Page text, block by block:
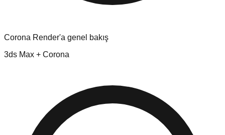
Corona Render'a genel bakış
3ds Max + Corona